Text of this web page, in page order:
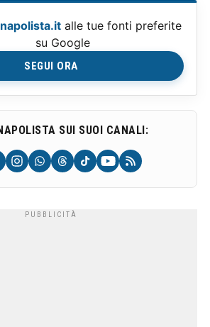
alle tue fonti preferite
su Google
SEGUI ORA
SUI SUOI CANALI: